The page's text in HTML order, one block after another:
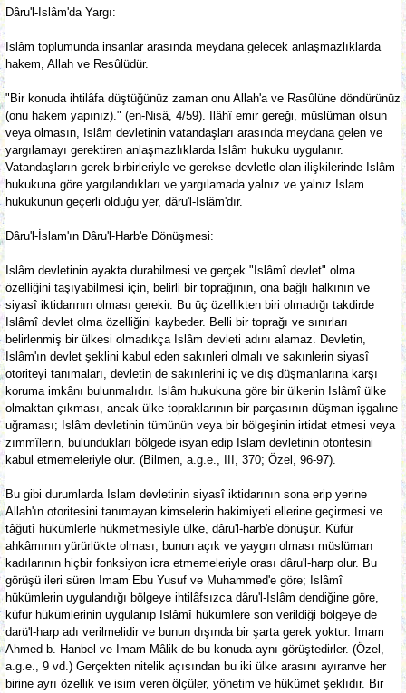
Dâru'l-Islâm'da Yargı:
Islâm toplumunda insanlar arasında meydana gelecek anlaşmazlıklarda
hakem, Allah ve Resûlüdür.
"Bir konuda ihtilâfa düştüğünüz zaman onu Allah'a ve Rasûlüne döndürünüz
(onu hakem yapınız)." (en-Nisâ, 4/59). Ilâhî emir gereği, müslüman olsun
veya olmasın, Islâm devletinin vatandaşları arasında meydana gelen ve
yargılamayı gerektiren anlaşmazlıklarda Islâm hukuku uygulanır.
Vatandaşların gerek birbirleriyle ve gerekse devletle olan ilişkilerinde Islâm
hukukuna göre yargılandıkları ve yargılamada yalnız ve yalnız Islam
hukukunun geçerli olduğu yer, dâru'l-Islâm'dır.
Dâru'l-İslam'ın Dâru'l-Harb'e Dönüşmesi:
Islâm devletinin ayakta durabilmesi ve gerçek "Islâmî devlet" olma
özelliğini taşıyabilmesi için, belirli bir toprağının, ona bağlı halkının ve
siyasî iktidarının olması gerekir. Bu üç özellikten biri olmadığı takdirde
Islâmî devlet olma özelliğini kaybeder. Belli bir toprağı ve sınırları
belirlenmiş bir ülkesi olmadıkça Islâm devleti adını alamaz. Devletin,
Islâm'ın devlet şeklini kabul eden sakınleri olmalı ve sakınlerin siyasî
otoriteyi tanımaları, devletin de sakınlerini iç ve dış düşmanlarına karşı
koruma imkânı bulunmalıdır. Islâm hukukuna göre bir ülkenin Islâmî ülke
olmaktan çıkması, ancak ülke topraklarının bir parçasının düşman işgalıne
uğraması; Islâm devletinin tümünün veya bir bölgeşinin irtidat etmesi veya
zımmîlerin, bulundukları bölgede isyan edip Islam devletinin otoritesini
kabul etmemeleriyle olur. (Bilmen, a.g.e., III, 370; Özel, 96-97).
Bu gibi durumlarda Islam devletinin siyasî iktidarının sona erip yerine
Allah'ın otoritesini tanımayan kimselerin hakimiyeti ellerine geçirmesi ve
tâğutî hükümlerle hükmetmesiyle ülke, dâru'l-harb'e dönüşür. Küfür
ahkâmının yürürlükte olması, bunun açık ve yaygın olması müslüman
kadılarının hiçbir fonksiyon icra etmemeleriyle orası dâru'l-harp olur. Bu
görüşü ileri süren Imam Ebu Yusuf ve Muhammed'e göre; Islâmî
hükümlerin uygulandığı bölgeye ihtilâfsızca dâru'l-Islâm dendiğine göre,
küfür hükümlerinin uygulanıp Islâmî hükümlere son verildiği bölgeye de
darü'l-harp adı verilmelidir ve bunun dışında bir şarta gerek yoktur. Imam
Ahmed b. Hanbel ve Imam Mâlik de bu konuda aynı görüştedirler. (Özel,
a.g.e., 9 vd.) Gerçekten nitelik açısından bu iki ülke arasını ayıranve her
birine ayrı özellik ve isim veren ölçüler, yönetim ve hükümet şeklıdır. Bir